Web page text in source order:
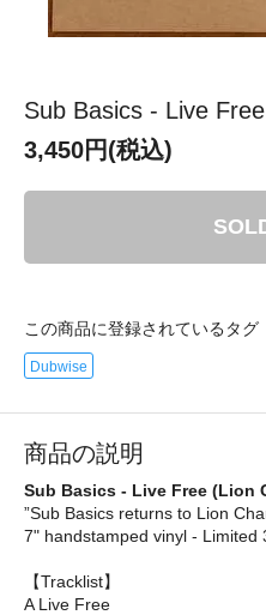
Sub Basics - Live Free
3,450円(税込)
この商品に登録されているタグ
Dubwise
商品の説明
Sub Basics - Live Free (Lion
”Sub Basics returns to Lion
7" handstamped vinyl - Limited
【Tracklist】
A Live Free